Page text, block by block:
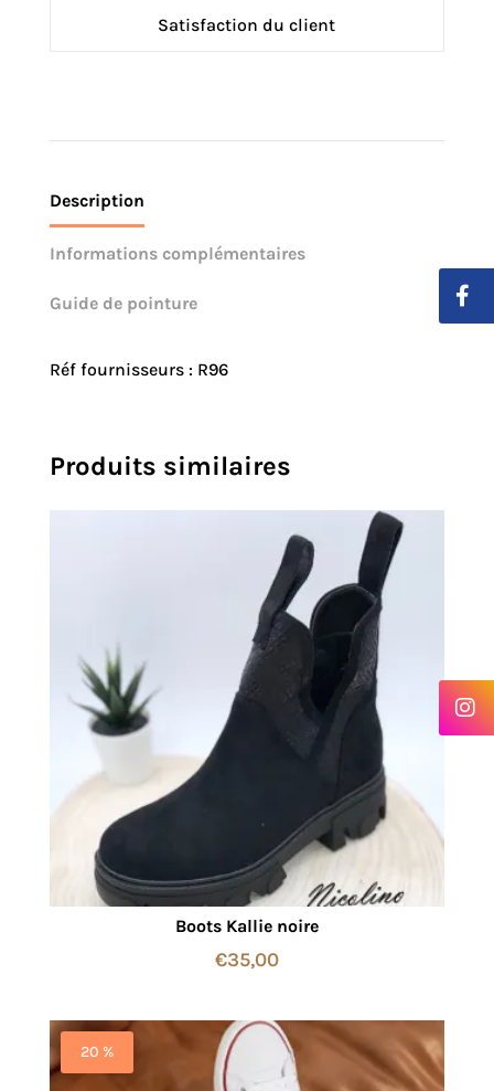
Satisfaction du client
Description
Informations complémentaires
Guide de pointure
Réf fournisseurs : R96
Produits similaires
Boots Kallie noire
€35,00
20 %